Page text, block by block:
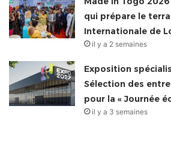
qui prépare le
Internationale de
il y a 2 semaines
Exposition
Sélection des
pour la « Journée
il y a 3 semaines